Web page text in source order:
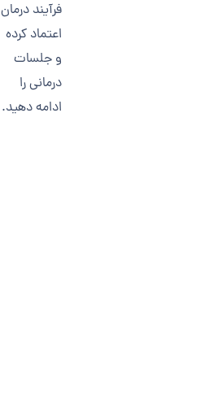
فرآیند درمان
اعتماد کرده
و جلسات
درمانی را
ادامه دهید.